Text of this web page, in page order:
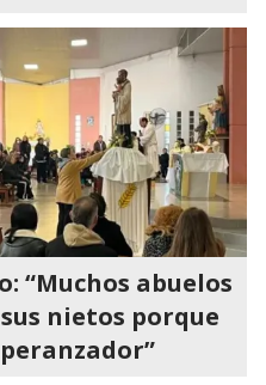
“Muchos abuelos
nietos porque